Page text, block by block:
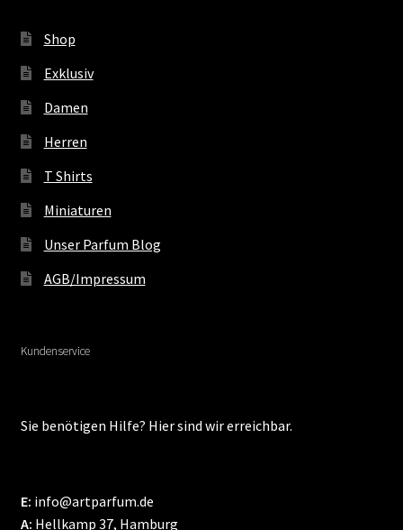
Shop
Exklusiv
Damen
Herren
T Shirts
Miniaturen
Unser Parfum Blog
AGB/Impressum
Kundenservice
Sie benötigen Hilfe? Hier sind wir erreichbar.
E: info@artparfum.de
A: Hellkamp 37, Hamburg